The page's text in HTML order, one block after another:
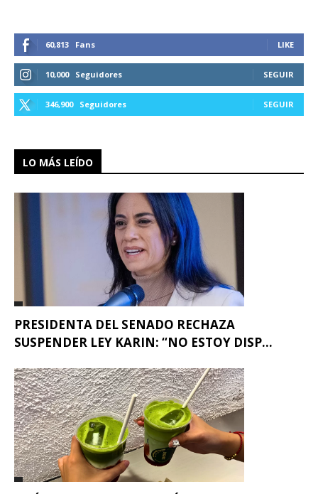
60,813 Fans LIKE
10,000 Seguidores SEGUIR
346,900 Seguidores SEGUIR
LO MÁS LEÍDO
PRESIDENTA DEL SENADO RECHAZA
SUSPENDER LEY KARIN: “NO ESTOY DISP...